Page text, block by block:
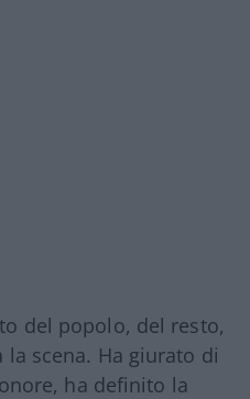
del popolo, del resto,
scena. Ha giurato di
ha definito la